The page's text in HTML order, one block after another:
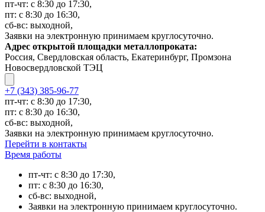
пт-чт: с 8:30 до 17:30,
пт: с 8:30 до 16:30,
сб-вс: выходной,
Заявки на электронную принимаем круглосуточно.
Адрес открытой площадки металлопроката:
Россия, Свердловская область, Екатеринбург, Промзона
Новосвердловской ТЭЦ
+7 (343) 385-96-77
пт-чт: с 8:30 до 17:30,
пт: с 8:30 до 16:30,
сб-вс: выходной,
Заявки на электронную принимаем круглосуточно.
Перейти в контакты
Время работы
пт-чт: с 8:30 до 17:30,
пт: с 8:30 до 16:30,
сб-вс: выходной,
Заявки на электронную принимаем круглосуточно.